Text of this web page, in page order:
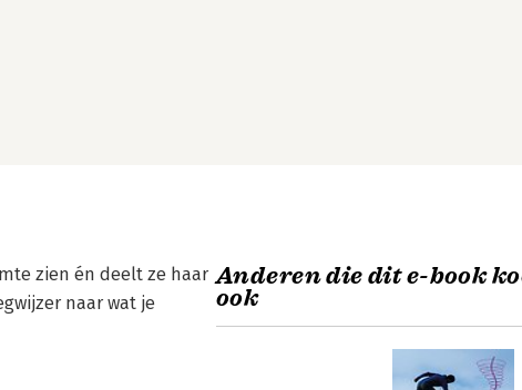
zien én deelt ze haar
naar wat je
Anderen die dit e-book
ook